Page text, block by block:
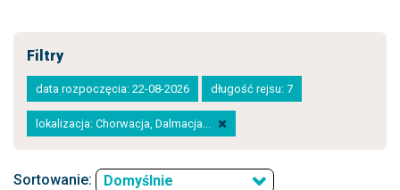
Filtry
data rozpoczęcia: 22-08-2026 długość rejsu: 7
lokalizacja: Chorwacja, Dalmacja...
Sortowanie: Domyślnie